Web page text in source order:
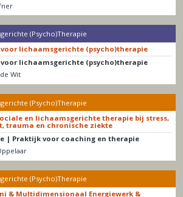
(Psycho)Therapie
lichaamsgerichte (psycho)therapie
lichaamsgerichte (psycho)therapie
Wit
(Psycho)Therapie
en lichaamsgerichte therapie bij stress,
trauma en chronische ziekte
| Praktijk voor coaching en therapie
(Psycho)Therapie
& Multidimensionaal Energiewerk &